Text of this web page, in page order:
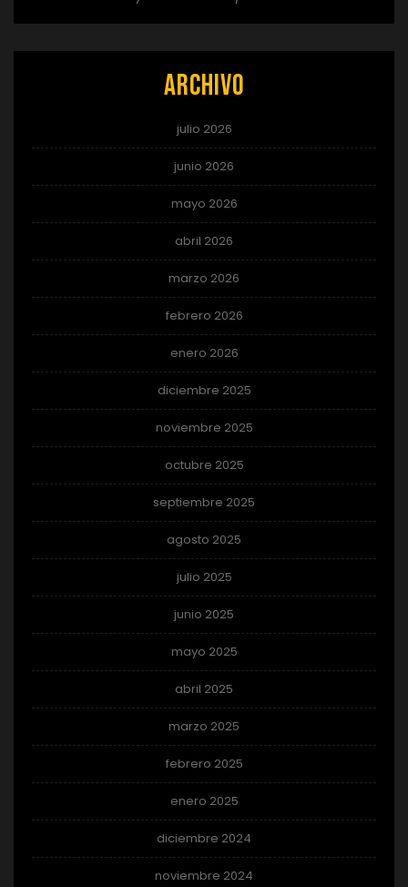
Archivo
julio 2026
junio 2026
mayo 2026
abril 2026
marzo 2026
febrero 2026
enero 2026
diciembre 2025
noviembre 2025
octubre 2025
septiembre 2025
agosto 2025
julio 2025
junio 2025
mayo 2025
abril 2025
marzo 2025
febrero 2025
enero 2025
diciembre 2024
noviembre 2024